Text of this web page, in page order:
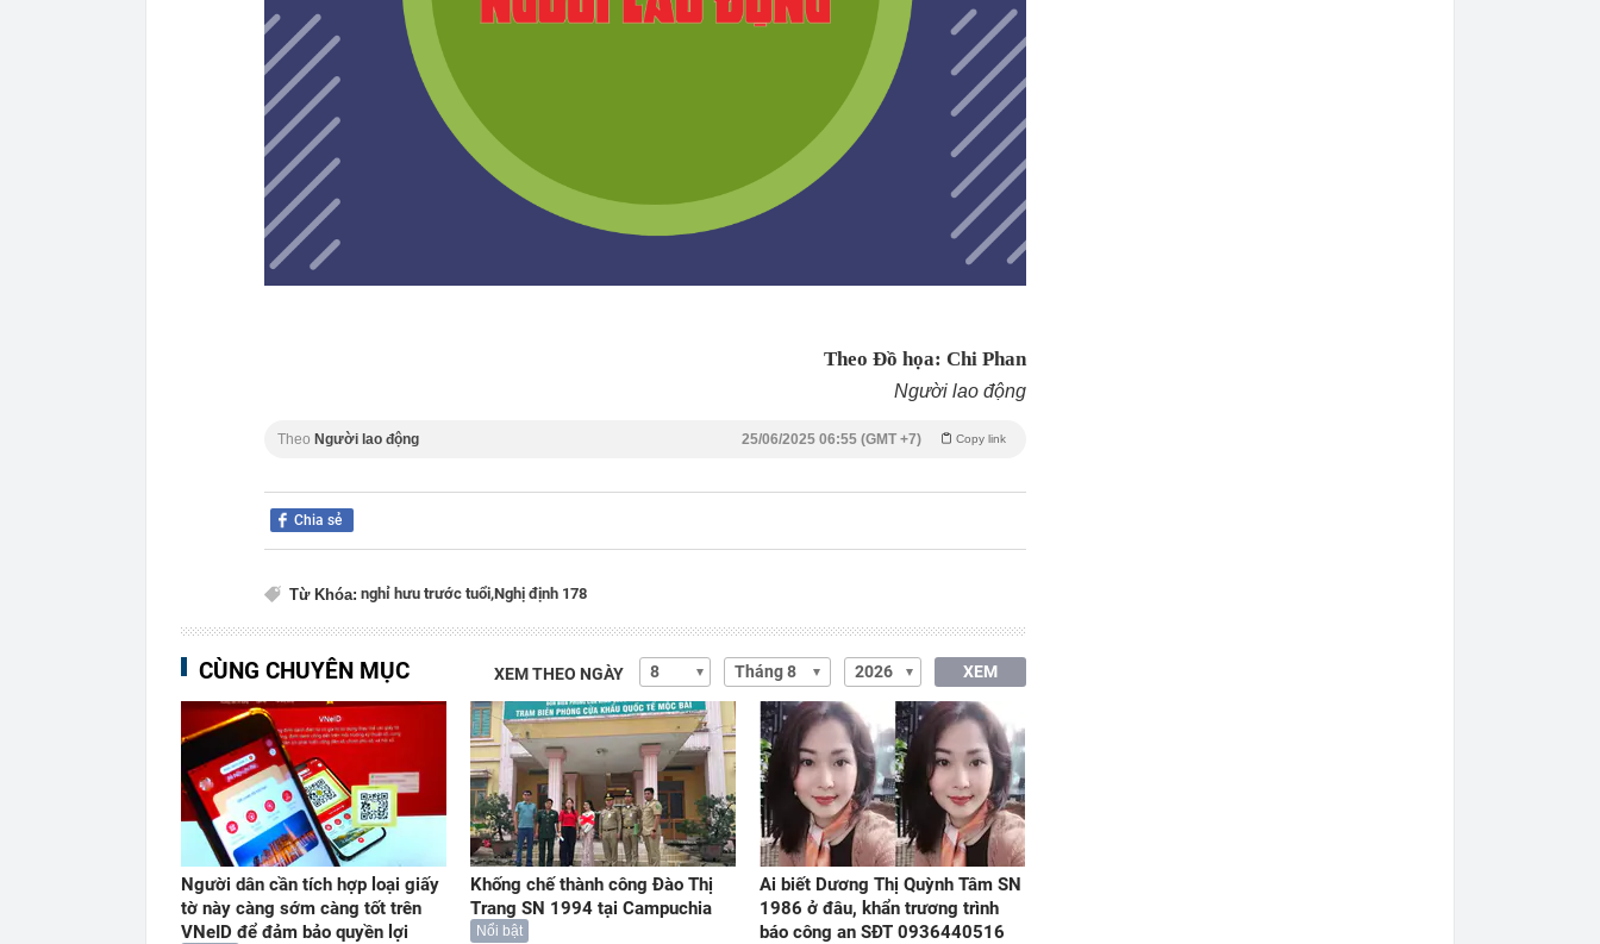
Theo Đồ họa: Chi Phan
Người lao động
Theo Người lao động Copy link
25/06/2025 06:55 (GMT +7)
Chia sẻ
Từ Khóa: nghỉ hưu trước tuổi,Nghị định 178
CÙNG CHUYÊN MỤC XEM THEO NGÀY XEM
Người dân cần tích hợp loại giấy
tờ này càng sớm càng tốt trên
VNeID để đảm bảo quyền lợi
Khống chế thành công Đào Thị
Trang SN 1994 tại Campuchia
Nổi bật
Ai biết Dương Thị Quỳnh Tâm SN
1986 ở đâu, khẩn trương trình
báo công an SĐT 0936440516